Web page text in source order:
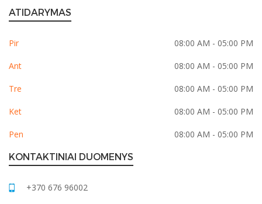
ATIDARYMAS
Pir 08:00 AM - 05:00 PM
Ant 08:00 AM - 05:00 PM
Tre 08:00 AM - 05:00 PM
Ket 08:00 AM - 05:00 PM
Pen 08:00 AM - 05:00 PM
KONTAKTINIAI DUOMENYS
+370 676 96002